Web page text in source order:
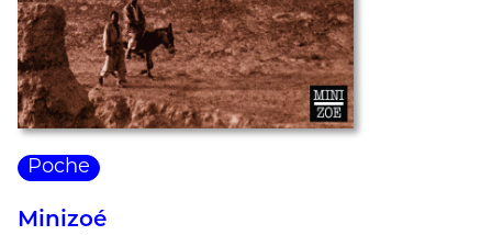
Newsletter
Poche
Minizoé